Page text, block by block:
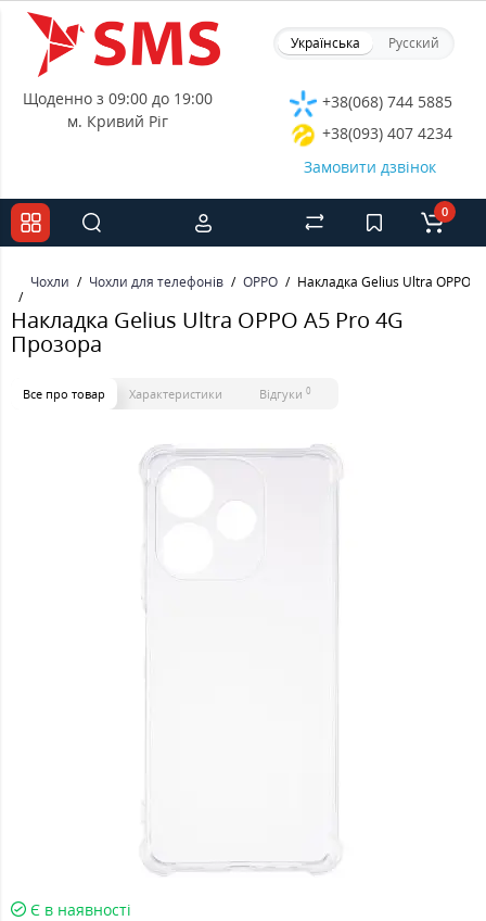
Українська Русский
Щоденно з 09:00 до 19:00
м. Кривий Ріг
+38(068) 744 5885
+38(093) 407 4234
Замовити дзвінок
0
Чохли Чохли для телефонів OPPO Накладка Gelius Ultra OPPO
Накладка Gelius Ultra OPPO A5 Pro 4G
Прозора
Все про товар Характеристики Відгуки 0
Є в наявності